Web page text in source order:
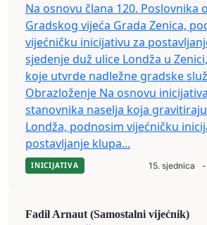
Na osnovu člana 120. Poslovnika
Gradskog vijeća Grada Zenica,
vijećničku inicijativu za
sjedenje duž ulice Londža u
koje utvrde nadležne gradske
Obrazloženje Na osnovu
stanovnika naselja koja
Londža, podnosim vijećničku
postavljanje klupa...
INICIJATIVA 15. sjednica -
Fadil Arnaut (Samostalni vijećnik)